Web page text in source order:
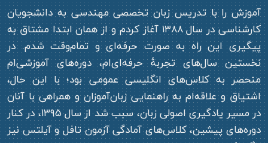
آموزش را با تدریس زبان تخصصی مهندسی به دانشجویان
کارشناسی در سال ۱۳۸۸ آغاز کردم و از همان ابتدا مشتاق به
پیگیری این راه به صورت حرفه‌ای و تمام‌وقت شدم. در
نخستین سال‌های تجربۀ حرفه‌ای‌ام، دوره‌های آموزشی‌ام
منحصر به کلاس‌های انگلیسی عمومی بود؛ با این حال،
اشتیاق و علاقه‌ام به راهنمایی زبان‌آموزان و همراهی با آنان
در مسیر یادگیری اصولی زبان، سبب شد از سال ۱۳۹۵، در کنار
دوره‌های پیشین، کلاس‌های آمادگی آزمون تافل و آیلتس نیز